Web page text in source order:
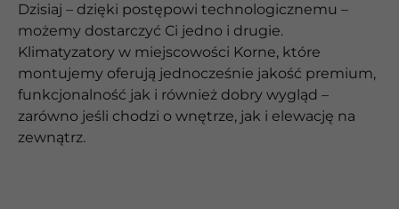
Dzisiaj – dzięki postępowi technologicznemu –
możemy dostarczyć Ci jedno i drugie.
Klimatyzatory w miejscowości Korne, które
montujemy oferują jednocześnie jakość premium,
funkcjonalność jak i również dobry wygląd –
zarówno jeśli chodzi o wnętrze, jak i elewację na
zewnątrz.